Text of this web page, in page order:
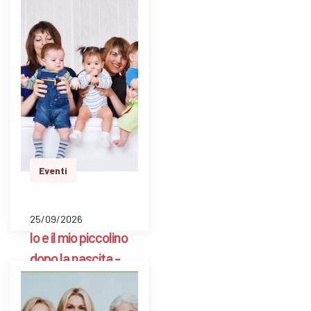
E' uno spazio aperto
a libero accesso
settimanale con un ’
ostetrica e una
psicologa perinatale
per pesare il bambino
e avere risposte a
dom…
Eventi
25/09/2026
Io e il mio piccolino
dopo la nascita -
Familiare Zelinda